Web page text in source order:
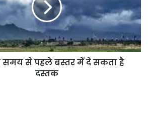
से पहले बस्तर में दे सकता है
दस्तक